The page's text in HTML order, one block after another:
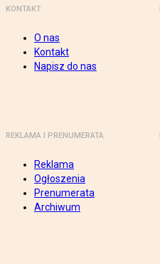
KONTAKT
O nas
Kontakt
Napisz do nas
REKLAMA I PRENUMERATA
Reklama
Ogłoszenia
Prenumerata
Archiwum